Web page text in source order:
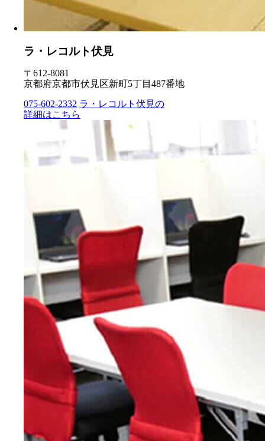
ラ・レコルト伏見
〒612-8081
京都府京都市伏見区新町5丁目487番地
075-602-2332 ラ・レコルト伏見の
詳細はこちら